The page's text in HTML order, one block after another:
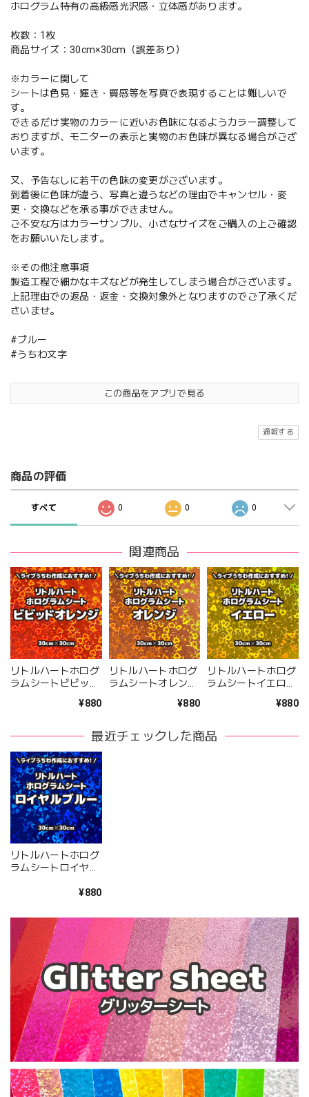
ホログラム特有の高級感光沢感・立体感があります。
枚数：1枚
商品サイズ：30cm×30cm（誤差あり）
※カラーに関して
シートは色見・輝き・質感等を写真で表現することは難しいで
す。
できるだけ実物のカラーに近いお色味になるようカラー調整して
おりますが、モニターの表示と実物のお色味が異なる場合がござ
います。
又、予告なしに若干の色味の変更がございます。
到着後に色味が違う、写真と違うなどの理由でキャンセル・変
更・交換などを承る事ができません。
ご不安な方はカラーサンプル、小さなサイズをご購入の上ご確認
をお願いいたします。
※その他注意事項
製造工程で細かなキズなどが発生してしまう場合がございます。
上記理由での返品・返金・交換対象外となりますのでご了承くだ
さいませ。
#ブルー
#うちわ文字
この商品をアプリで見る
通報する
商品の評価
すべて 0 0 0
関連商品
リトルハートホログ
ラムシートビビッド
イプ） 30cm×30cm
¥880
リトルハートホログ
ラムシートオレンジ
¥880
リトルハートホログ
ラムシートイエロー
¥880
最近チェックした商品
リトルハートホログ
ラムシートロイヤル
プ） 30cm×30cm¥880